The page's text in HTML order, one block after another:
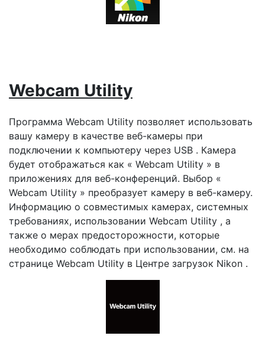
Webcam Utility
Программа Webcam Utility позволяет использовать
вашу камеру в качестве веб-камеры при
подключении к компьютеру через USB . Камера
будет отображаться как « Webcam Utility » в
приложениях для веб-конференций. Выбор «
Webcam Utility » преобразует камеру в веб-камеру.
Информацию о совместимых камерах, системных
требованиях, использовании Webcam Utility , а
также о мерах предосторожности, которые
необходимо соблюдать при использовании, см. на
странице Webcam Utility в Центре загрузок Nikon .